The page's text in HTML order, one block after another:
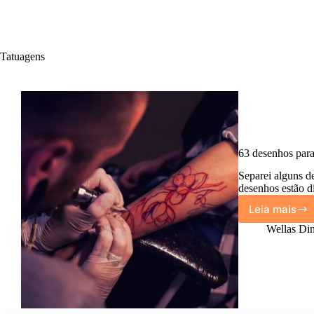
Tatuagens
63 desenhos
Separei alguns
desenhos estão
Leia mais
63
Wellas